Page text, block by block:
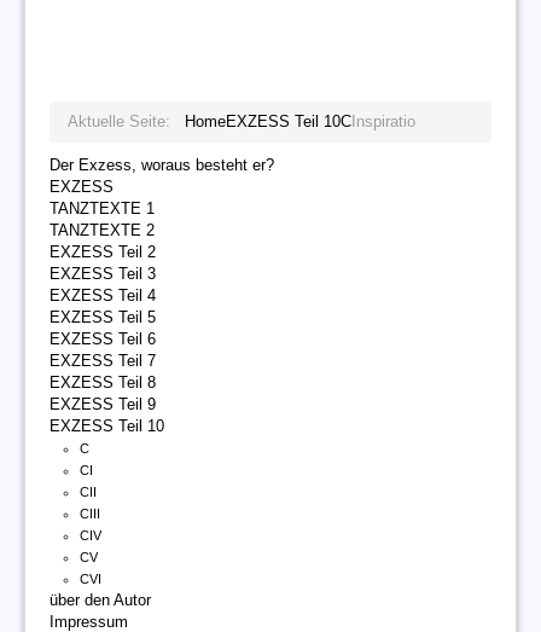
Aktuelle Seite: HomeEXZESS Teil 10C Inspiratio
Der Exzess, woraus besteht er?
EXZESS
TANZTEXTE 1
TANZTEXTE 2
EXZESS Teil 2
EXZESS Teil 3
EXZESS Teil 4
EXZESS Teil 5
EXZESS Teil 6
EXZESS Teil 7
EXZESS Teil 8
EXZESS Teil 9
EXZESS Teil 10
C
CI
CII
CIII
CIV
CV
CVI
über den Autor
Impressum